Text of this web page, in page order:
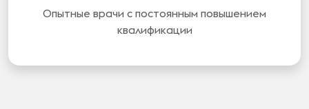
Опытные врачи с постоянным повышением
квалификации